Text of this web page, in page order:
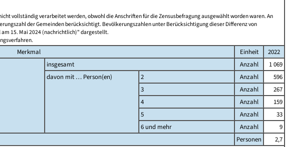
vollständig verarbeitet werden, obwohl die Anschriften für die Zensusbefragung ausgewählt worden waren. An
der Gemeinden berücksichtigt. Bevölkerungszahlen unter Berücksichtigung dieser Differenz von
15. Mai 2024 (nachrichtlich)" dargestellt.
Merkmal Einheit
2022
insgesamt Anzahl
1 069
davon mit … Person(en)
2 Anzahl
596
3
Anzahl
267
4
Anzahl
159
5
Anzahl
33
6 und mehr
Anzahl
9
Personen
2,7